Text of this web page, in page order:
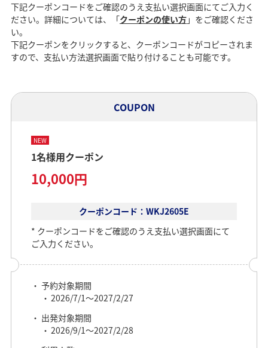
下記クーポンコードをご確認のうえ支払い選択画面にてご入力く
ださい。詳細については、「クーポンの使い方」をご確認くださ
い。
下記クーポンをクリックすると、クーポンコードがコピーされま
すので、支払い方法選択画面で貼り付けることも可能です。
COUPON
NEW
1名様用クーポン
10,000円
クーポンコード：WKJ2605E
クーポンコードをご確認のうえ支払い選択画面にて
ご入力ください。
予約対象期間
2026/7/1～2027/2/27
出発対象期間
2026/9/1～2027/2/28